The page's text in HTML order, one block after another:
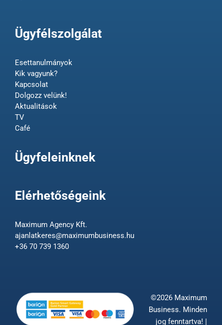
Ügyfélszolgálat
Esettanulmányok
Kik vagyunk?
Kapcsolat
Dolgozz velünk!
Aktualitások
TV
Café
Ügyfeleinknek
Elérhetőségeink
Maximum Agency Kft.
ajanlatkeres@maximumbusiness.hu
+36 70 739 1360
©2026 Maximum
Business. Minden
jog fenntartva! |